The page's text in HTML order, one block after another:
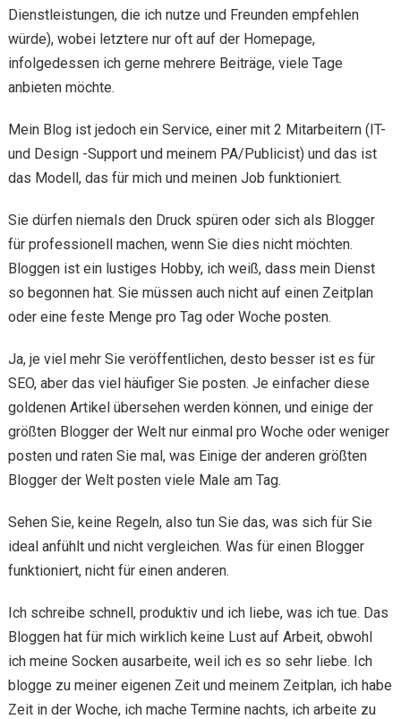
Dienstleistungen, die ich nutze und Freunden empfehlen
würde), wobei letztere nur oft auf der Homepage,
infolgedessen ich gerne mehrere Beiträge, viele Tage
anbieten möchte.
Mein Blog ist jedoch ein Service, einer mit 2 Mitarbeitern (IT-
und Design -Support und meinem PA/Publicist) und das ist
das Modell, das für mich und meinen Job funktioniert.
Sie dürfen niemals den Druck spüren oder sich als Blogger
für professionell machen, wenn Sie dies nicht möchten.
Bloggen ist ein lustiges Hobby, ich weiß, dass mein Dienst
so begonnen hat. Sie müssen auch nicht auf einen Zeitplan
oder eine feste Menge pro Tag oder Woche posten.
Ja, je viel mehr Sie veröffentlichen, desto besser ist es für
SEO, aber das viel häufiger Sie posten. Je einfacher diese
goldenen Artikel übersehen werden können, und einige der
größten Blogger der Welt nur einmal pro Woche oder weniger
posten und raten Sie mal, was Einige der anderen größten
Blogger der Welt posten viele Male am Tag.
Sehen Sie, keine Regeln, also tun Sie das, was sich für Sie
ideal anfühlt und nicht vergleichen. Was für einen Blogger
funktioniert, nicht für einen anderen.
Ich schreibe schnell, produktiv und ich liebe, was ich tue. Das
Bloggen hat für mich wirklich keine Lust auf Arbeit, obwohl
ich meine Socken ausarbeite, weil ich es so sehr liebe. Ich
blogge zu meiner eigenen Zeit und meinem Zeitplan, ich habe
Zeit in der Woche, ich mache Termine nachts, ich arbeite zu